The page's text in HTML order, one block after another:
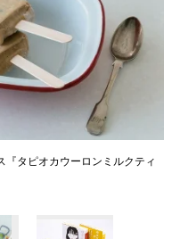
『タピオカウーロンミルクティ